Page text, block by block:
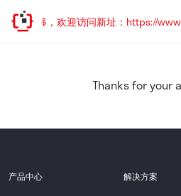
址已迁移，欢迎访问新址：https://
Thanks for your
产品中心 解决方案